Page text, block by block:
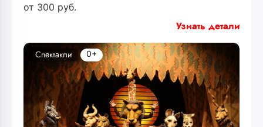
от 300 руб.
Узнать детали
Спектакли 0+